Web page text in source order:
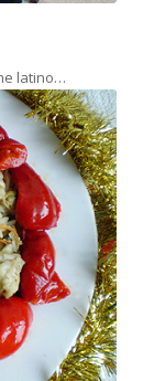
latino…